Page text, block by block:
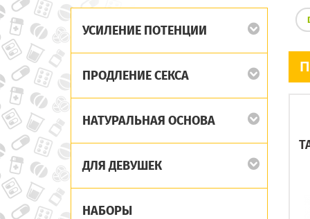
УСИЛЕНИЕ ПОТЕНЦИИ
ПРОДЛЕНИЕ СЕКСА
НАТУРАЛЬНАЯ ОСНОВА
ДЛЯ ДЕВУШЕК
НАБОРЫ